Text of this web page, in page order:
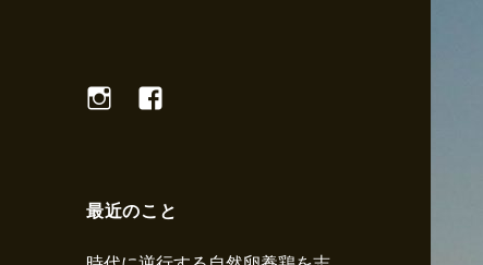
InstagramFacebook
最近のこと